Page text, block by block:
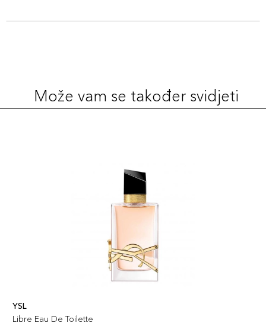
Može vam se također svidjeti
YSL
Libre Eau De Toilette